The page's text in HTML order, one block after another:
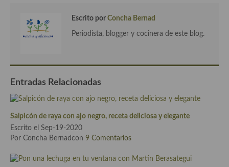
Cocina de Egipto
Cocina Vietnamita
Escrito por Concha Bernad
Periodista, blogger y cocinera de este blog.
Entradas Relacionadas
Salpicón de raya con ajo negro, receta deliciosa y elegante
Escrito el Sep-19-2020
Por Concha Bernadcon 9 Comentarios